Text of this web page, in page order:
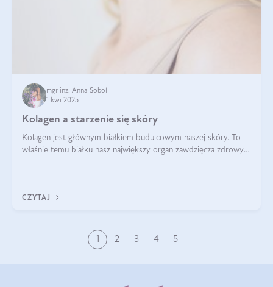
mgr inż. Anna Sobol
1 kwi 2025
Kolagen a starzenie się skóry
Kolagen jest głównym białkiem budulcowym naszej skóry. To
właśnie temu białku nasz największy organ zawdzięcza zdrowy
CZYTAJ
1 2 3 4 5